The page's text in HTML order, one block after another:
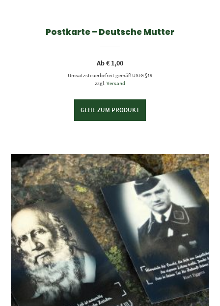
Postkarte – Deutsche Mutter
Ab€ 1,00
Umsatzsteuerbefreit gemäß UStG §19
zzgl. Versand
GEHE ZUM PRODUKT
Dieses Produkt weist mehrere Varianten auf. Die Optionen können auf der Produktseite gewählt werden